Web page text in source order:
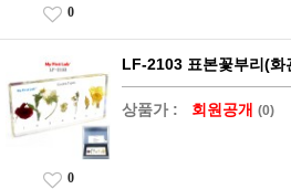
0
LF-2103 표본꽃부리(화
상품가 : 회원공개 (0)
0